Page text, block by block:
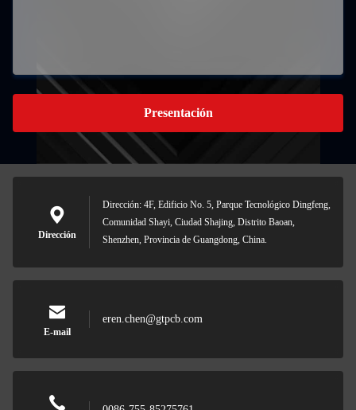
Presentación
Dirección
Dirección: 4F, Edificio No. 5, Parque Tecnológico Dingfeng,
Comunidad Shayi, Ciudad Shajing, Distrito Baoan,
Shenzhen, Provincia de Guangdong, China.
E-mail
eren.chen@gtpcb.com